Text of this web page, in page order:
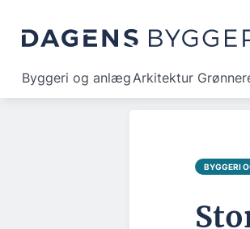
Byggeri og anlægArkitektur
BYGGERI